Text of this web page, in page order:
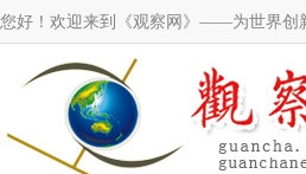
您好！欢迎来到《观察网》——为世界创